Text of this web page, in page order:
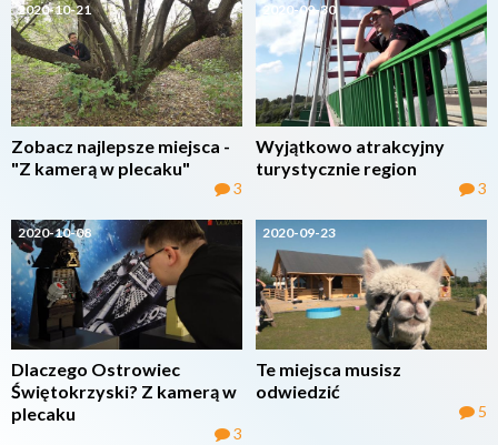
2020-10-21
Zobacz najlepsze miejsca -
"Z kamerą w plecaku"
3
2020-10-08
Dlaczego Ostrowiec
Świętokrzyski? Z kamerą w
plecaku
3
2020-09-30
Wyjątkowo atrakcyjny
turystycznie region
3
2020-09-23
Te miejsca musisz
odwiedzić
5